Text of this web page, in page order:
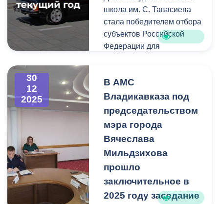
школа им. С. Тавасиева
стала победителем отбора
субъектов Российской
Федерации для
на создание школ
креативных индустрий.
Эти и другие новости в
событий года Управления
культуры.
30
12
2025
В АМС
Владикавказа под
председательством
мэра города
Вячеслава
Мильдзихова
прошло
заключительное в
2025 году заседание